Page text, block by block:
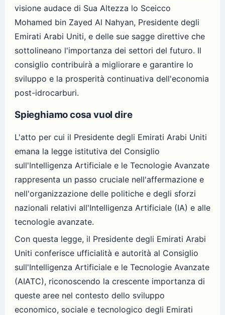
visione audace di Sua Altezza lo Sceicco
Mohamed bin Zayed Al Nahyan, Presidente degli
Emirati Arabi Uniti, e delle sue sagge direttive che
sottolineano l'importanza dei settori del futuro. Il
consiglio contribuirà a migliorare e garantire lo
sviluppo e la prosperità continuativa dell'economia
post-idrocarburi.
Spieghiamo cosa vuol dire
L'atto per cui il Presidente degli Emirati Arabi Uniti
emana la legge istitutiva del Consiglio
sull'Intelligenza Artificiale e le Tecnologie Avanzate
rappresenta un passo cruciale nell'affermazione e
nell'organizzazione delle politiche e degli sforzi
nazionali relativi all'Intelligenza Artificiale (IA) e alle
tecnologie avanzate.
Con questa legge, il Presidente degli Emirati Arabi
Uniti conferisce ufficialità e autorità al Consiglio
sull'Intelligenza Artificiale e le Tecnologie Avanzate
(AIATC), riconoscendo la crescente importanza di
queste aree nel contesto dello sviluppo
economico, sociale e tecnologico degli Emirati